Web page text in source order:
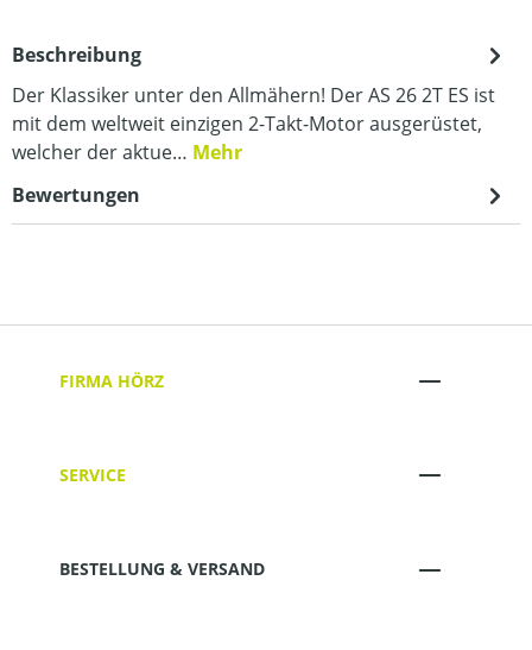
Beschreibung
Der Klassiker unter den Allmähern! Der AS 26 2T ES ist
mit dem weltweit einzigen 2-Takt-Motor ausgerüstet,
welcher der aktue… Mehr
Bewertungen
FIRMA HÖRZ
SERVICE
BESTELLUNG & VERSAND